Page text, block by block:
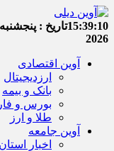
15:39:11تاریخ : پنجشنبه, ۱۵ مرداد ,
2026
آوین اقتصادی
ارزدیجیتال
بانک و بیمه
بورس و
طلا و ارز
آوین جامعه
اخبار